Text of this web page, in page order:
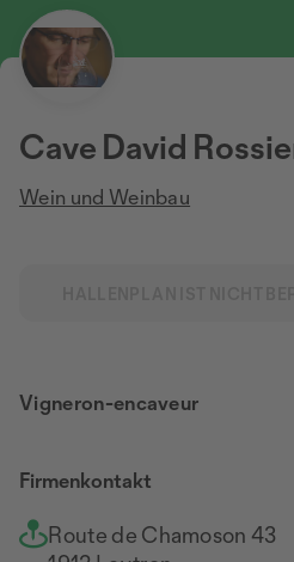
Cave David
Wein und Weinbau
Vigneron-encaveur
Firmenkontakt
Route de Chamoson 43